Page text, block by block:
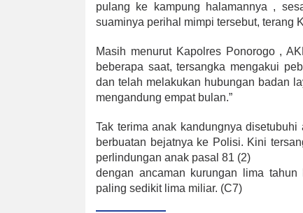
pulang ke kampung halamannya ,
suaminya perihal mimpi tersebut, terang
Masih menurut Kapolres Ponorogo ,
beberapa saat, tersangka mengakui
dan telah melakukan hubungan badan
mengandung empat bulan.”
Tak terima anak kandungnya
berbuatan bejatnya ke Polisi. Kini
perlindungan anak pasal 81 (2)
dengan ancaman kurungan lima
paling sedikit lima miliar. (C7)